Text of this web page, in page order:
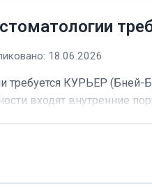
18.06.2026
требуется КУРЬЕР (Бней-
входят внутренние